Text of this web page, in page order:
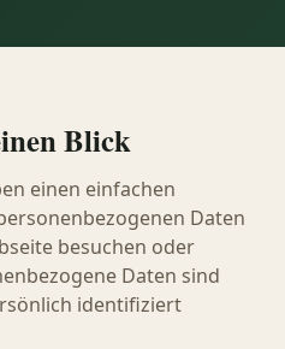
Blick
einen einfachen
Daten
besuchen oder
Daten sind
identifiziert